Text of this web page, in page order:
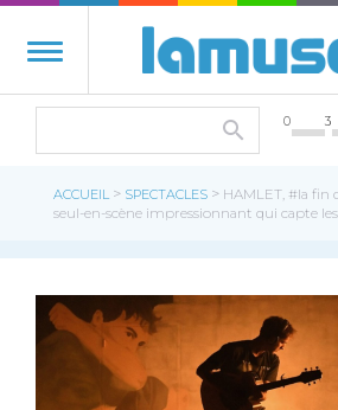
0 3
ACCUEIL > SPECTACLES > HAMLET, #la fin
seul-en-scène impressionnant qui capte